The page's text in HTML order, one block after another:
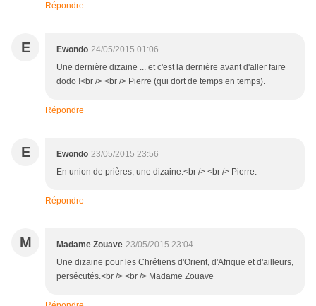
Répondre
E Ewondo 24/05/2015 01:06
Une dernière dizaine ... et c'est la dernière avant d'aller faire
dodo !<br /> <br /> Pierre (qui dort de temps en temps).
Répondre
E Ewondo 23/05/2015 23:56
En union de prières, une dizaine.<br /> <br /> Pierre.
Répondre
M Madame Zouave 23/05/2015 23:04
Une dizaine pour les Chrétiens d'Orient, d'Afrique et d'ailleurs,
persécutés.<br /> <br /> Madame Zouave